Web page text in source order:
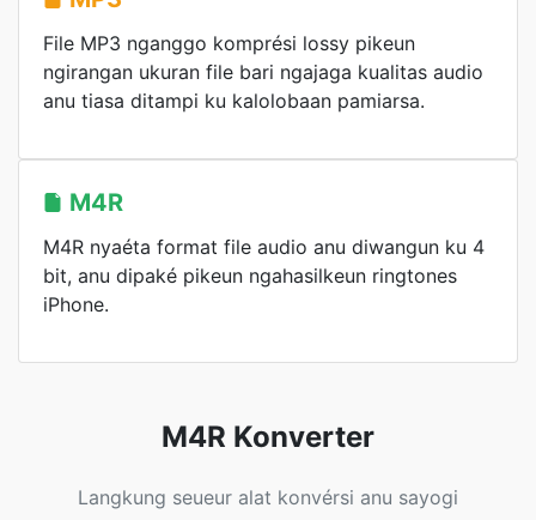
File MP3 nganggo komprési lossy pikeun
ngirangan ukuran file bari ngajaga kualitas audio
anu tiasa ditampi ku kalolobaan pamiarsa.
M4R
M4R nyaéta format file audio anu diwangun ku 4
bit, anu dipaké pikeun ngahasilkeun ringtones
iPhone.
M4R Konverter
Langkung seueur alat konvérsi anu sayogi